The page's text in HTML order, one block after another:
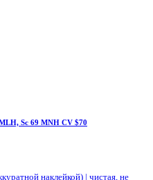
Sc 69 MNH CV $70
наклейкой) | чистая, не